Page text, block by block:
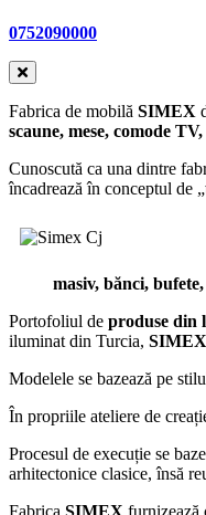
0752090000
Fabrica de mobilă SIMEX
scaune, mese, comode
Cunoscută ca una dintre
încadrează în conceptul de „
masiv, bănci,
Portofoliul de produse din
iluminat din Turcia, SIMEX
Modelele se bazează pe
În propriile ateliere de
Procesul de execuție se
arhitectonice clasice, însă
Fabrica SIMEX furnizează